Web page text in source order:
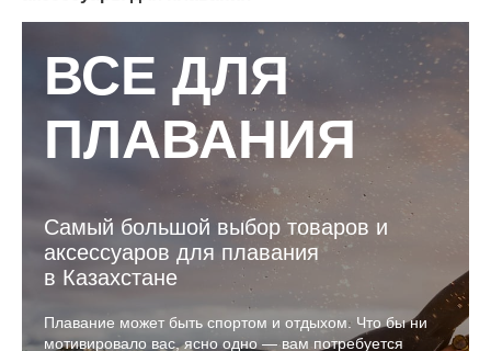
ВСЕ ДЛЯ
ПЛАВАНИЯ
Самый большой выбор товаров и
аксессуаров для плавания
в Казахстане
Плавание может быть спортом и отдыхом. Что бы ни
мотивировало вас, ясно одно — вам потребуется